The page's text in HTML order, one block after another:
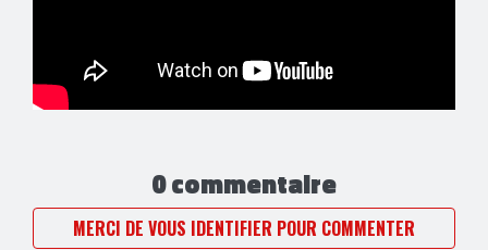
0 commentaire
MERCI DE VOUS IDENTIFIER POUR COMMENTER